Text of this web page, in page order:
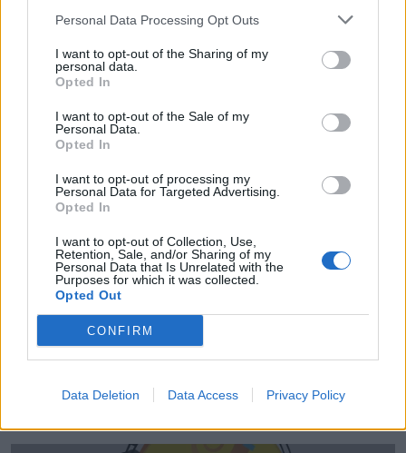
Personal Data Processing Opt Outs
I want to opt-out of the Sharing of my
personal data.
Opted In
I want to opt-out of the Sale of my
Personal Data.
Opted In
I want to opt-out of processing my
Personal Data for Targeted Advertising.
Opted In
I want to opt-out of Collection, Use,
Retention, Sale, and/or Sharing of my
Personal Data that Is Unrelated with the
Purposes for which it was collected.
Opted Out
CONFIRM
Data Deletion Data Access Privacy Policy
Alicante (Alicante)
Ver más
Alicante (Alicante)
3427